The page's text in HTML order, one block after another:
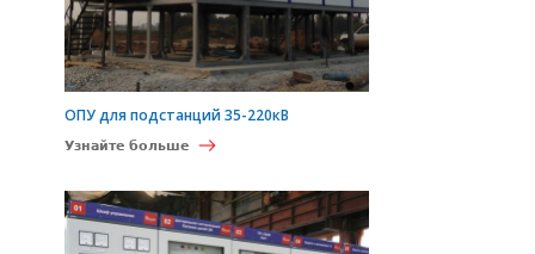
ОПУ для подстанций 35-220кВ
Узнайте больше